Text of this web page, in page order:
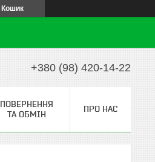
Кошик
+380 (98) 420-14-22
ПОВЕРНЕННЯ
ТА ОБМІН
ПРО НАС